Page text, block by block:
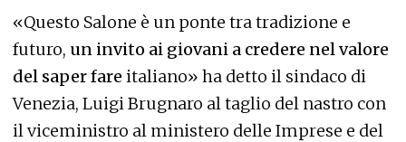
«Questo Salone è un ponte tra tradizione e
futuro, un invito ai giovani a credere nel valore
del saper fare italiano» ha detto il sindaco di
Venezia, Luigi Brugnaro al taglio del nastro con
il viceministro al ministero delle Imprese e del